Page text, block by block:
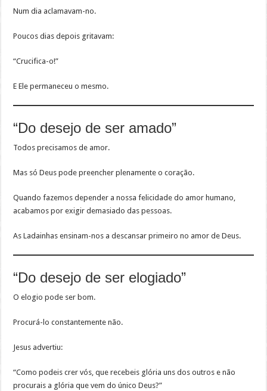
Num dia aclamavam-no.
Poucos dias depois gritavam:
“Crucifica-o!”
E Ele permaneceu o mesmo.
“Do desejo de ser amado”
Todos precisamos de amor.
Mas só Deus pode preencher plenamente o coração.
Quando fazemos depender a nossa felicidade do amor humano,
acabamos por exigir demasiado das pessoas.
As Ladainhas ensinam-nos a descansar primeiro no amor de Deus.
“Do desejo de ser elogiado”
O elogio pode ser bom.
Procurá-lo constantemente não.
Jesus advertiu:
“Como podeis crer vós, que recebeis glória uns dos outros e não
procurais a glória que vem do único Deus?”